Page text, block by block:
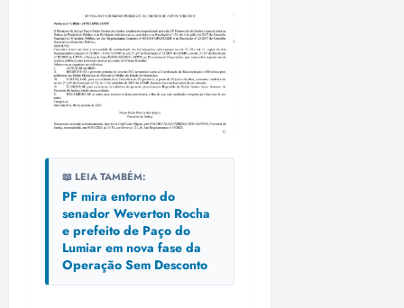
📖 LEIA TAMBÉM:
PF mira entorno do
senador Weverton Rocha
e prefeito de Paço do
Lumiar em nova fase da
Operação Sem Desconto